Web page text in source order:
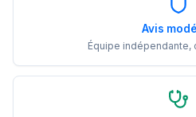
Avis
Équipe indépendante,